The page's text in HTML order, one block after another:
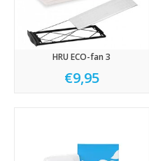
HRU ECO-fan 3
€9,95